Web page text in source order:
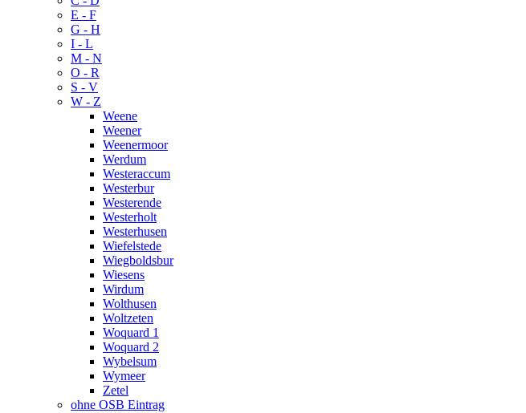
E - F
G - H
I - L
M - N
O - R
S - V
W - Z
Weene
Weener
Weenermoor
Werdum
Westeraccum
Westerbur
Westerende
Westerholt
Westerhusen
Wiefelstede
Wiegboldsbur
Wiesens
Wirdum
Wolthusen
Woltzeten
Woquard 1
Woquard 2
Wybelsum
Wymeer
Zetel
ohne OSB Eintrag